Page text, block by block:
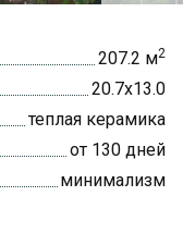
207.2 м2
20.7х13.0
теплая керамика
от 130 дней
минимализм